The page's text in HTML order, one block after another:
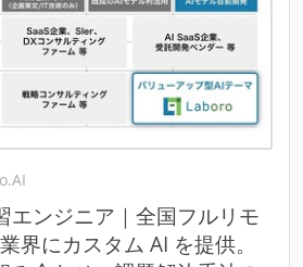
エンジニア｜全国フルリモ
界にカスタム AI を提供。